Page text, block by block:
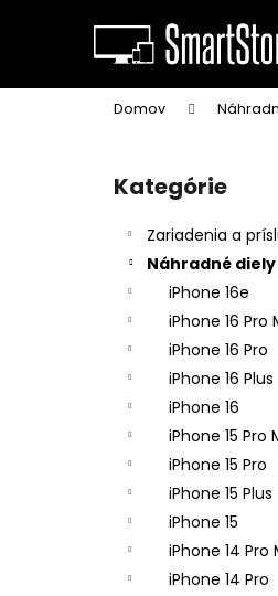
Domov
Preskočiť
kategórie
Kategórie
Zariadenia a
Náhradné diely
iPhone 16e
iPhone 16 Pro
iPhone 16 Pro
iPhone 16 Plus
iPhone 16
iPhone 15 Pro
iPhone 15 Pro
iPhone 15 Plus
iPhone 15
iPhone 14 Pro
iPhone 14 Pro
í
Späť
do
obchodu
Späť
do
obchodu
APPLE IPHONE 14
- ORIGINAL APPLE
65,90 €